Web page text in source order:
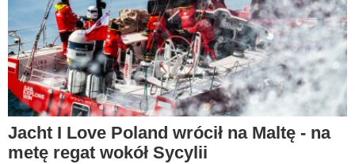
Jacht I Love Poland wrócił na Maltę - na
metę regat wokół Sycylii